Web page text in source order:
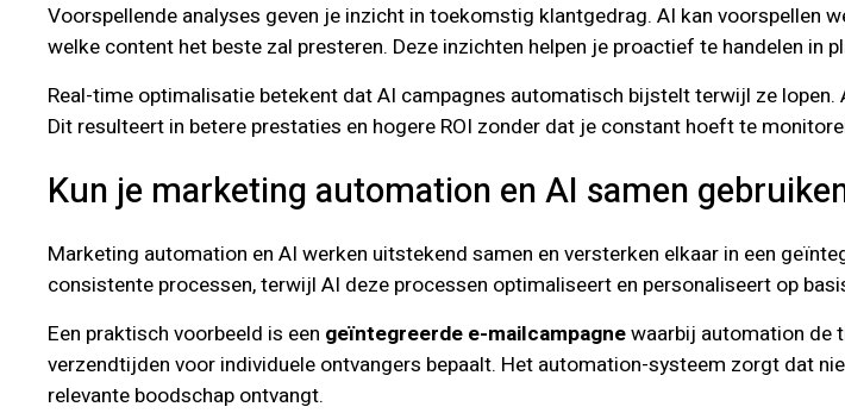
Voorspellende analyses geven je inzicht in toekomstig klantgedrag. AI kan voorspellen
welke content het beste zal presteren. Deze inzichten helpen je proactief te handelen in
Real-time optimalisatie betekent dat AI campagnes automatisch bijstelt terwijl ze
Dit resulteert in betere prestaties en hogere ROI zonder dat je constant hoeft te
Kun je marketing automation en AI samen
Marketing automation en AI werken uitstekend samen en versterken elkaar in een
consistente processen, terwijl AI deze processen optimaliseert en personaliseert op
Een praktisch voorbeeld is een geïntegreerde e-mailcampagnewaarbij automation de
verzendtijden voor individuele ontvangers bepaalt. Het automation-systeem zorgt dat
relevante boodschap ontvangt.